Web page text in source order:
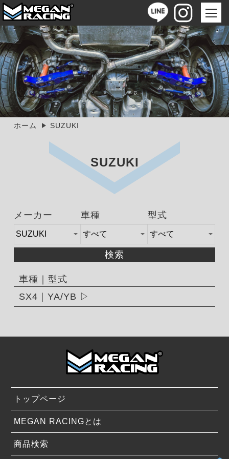
ホーム SUZUKI
SUZUKI
メーカー 車種 型式
検索
車種｜型式
SX4｜YA/YB
トップページ
MEGAN RACINGとは
商品検索